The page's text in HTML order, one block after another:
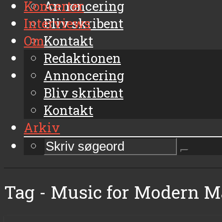
Annoncering
Bliv skribent
Kontakt
Arkiv
Koncerter
Interviews
Om
Redaktionen
Annoncering
Bliv skribent
Kontakt
Arkiv
Tag - Music for Modern